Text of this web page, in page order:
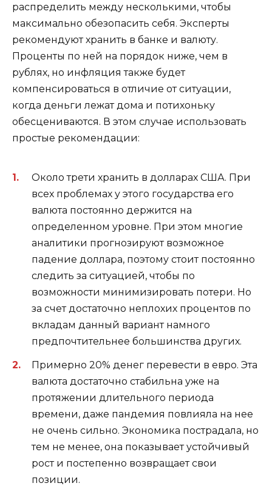
распределить между несколькими, чтобы
максимально обезопасить себя. Эксперты
рекомендуют хранить в банке и валюту.
Проценты по ней на порядок ниже, чем в
рублях, но инфляция также будет
компенсироваться в отличие от ситуации,
когда деньги лежат дома и потихоньку
обесцениваются. В этом случае использовать
простые рекомендации:
Около трети хранить в долларах США. При
всех проблемах у этого государства его
валюта постоянно держится на
определенном уровне. При этом многие
аналитики прогнозируют возможное
падение доллара, поэтому стоит постоянно
следить за ситуацией, чтобы по
возможности минимизировать потери. Но
за счет достаточно неплохих процентов по
вкладам данный вариант намного
предпочтительнее большинства других.
Примерно 20% денег перевести в евро. Эта
валюта достаточно стабильна уже на
протяжении длительного периода
времени, даже пандемия повлияла на нее
не очень сильно. Экономика пострадала, но
тем не менее, она показывает устойчивый
рост и постепенно возвращает свои
позиции.